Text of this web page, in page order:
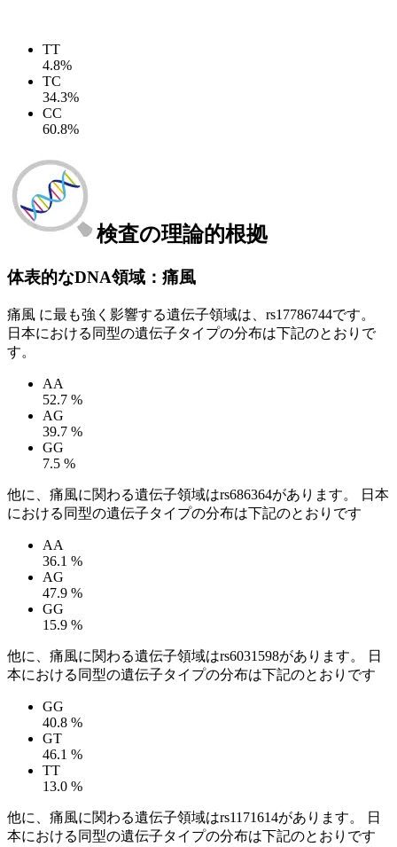
TT
4.8%
TC
34.3%
CC
60.8%
検査の理論的根拠
体表的なDNA領域：痛風
痛風 に最も強く影響する遺伝子領域は、rs17786744です。
日本における同型の遺伝子タイプの分布は下記のとおりで
す。
AA
52.7 %
AG
39.7 %
GG
7.5 %
他に、痛風に関わる遺伝子領域はrs686364があります。 日本
における同型の遺伝子タイプの分布は下記のとおりです
AA
36.1 %
AG
47.9 %
GG
15.9 %
他に、痛風に関わる遺伝子領域はrs6031598があります。 日
本における同型の遺伝子タイプの分布は下記のとおりです
GG
40.8 %
GT
46.1 %
TT
13.0 %
他に、痛風に関わる遺伝子領域はrs1171614があります。 日
本における同型の遺伝子タイプの分布は下記のとおりです